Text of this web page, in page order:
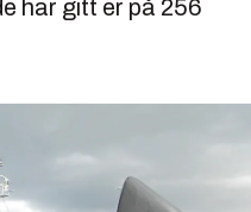
har gitt er på 256